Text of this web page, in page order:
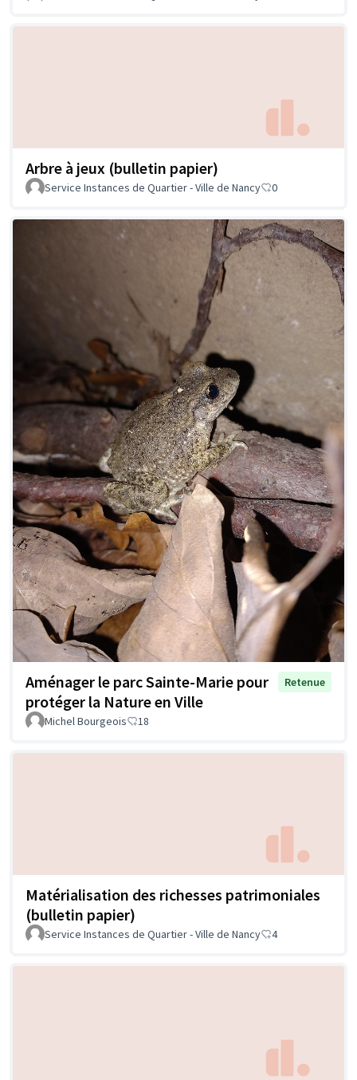
Arbre à jeux (bulletin papier)
Service Instances de Quartier - Ville de Nancy 0
Aménager le parc Sainte-Marie pour
protéger la Nature en Ville
Retenue
Michel Bourgeois 18
Matérialisation des richesses patrimoniales
(bulletin papier)
Service Instances de Quartier - Ville de Nancy 4